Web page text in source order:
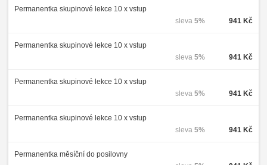
Permanentka skupinové lekce 10 x vstup
941 Kč
sleva 5%
Permanentka skupinové lekce 10 x vstup
941 Kč
sleva 5%
Permanentka skupinové lekce 10 x vstup
941 Kč
sleva 5%
Permanentka skupinové lekce 10 x vstup
941 Kč
sleva 5%
Permanentka měsíční do posilovny